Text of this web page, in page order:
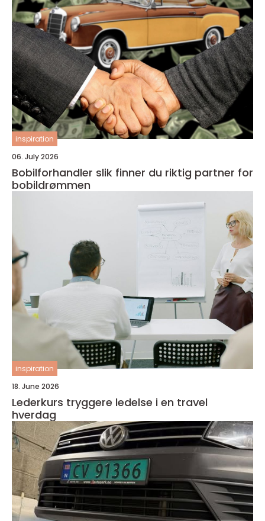
inspiration
06. July 2026
Bobilforhandler slik finner du riktig partner for
bobildrømmen
inspiration
18. June 2026
Lederkurs tryggere ledelse i en travel
hverdag